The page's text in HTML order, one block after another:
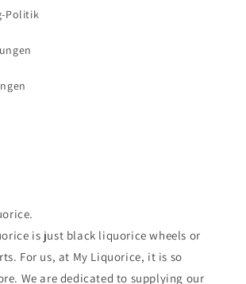
Politik
is just black liquorice wheels or
For us, at My Liquorice, it is so
We are dedicated to supplying our